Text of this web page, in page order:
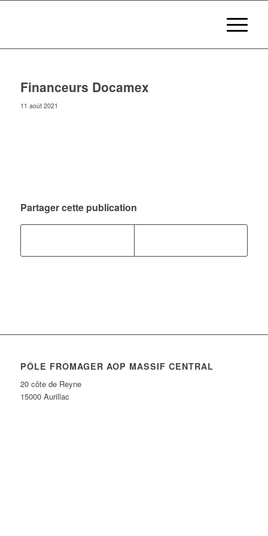
Financeurs Docamex
11 août 2021
Partager cette publication
PÔLE FROMAGER AOP MASSIF CENTRAL
20 côte de Reyne
15000 Aurillac